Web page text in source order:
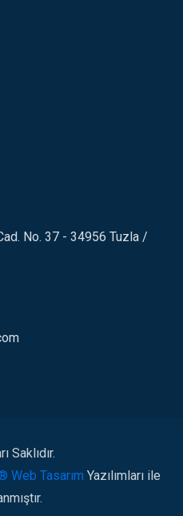
No. 37 - 34956 Tuzla /
Saklıdır.
Web Tasarım Yazılımları ile